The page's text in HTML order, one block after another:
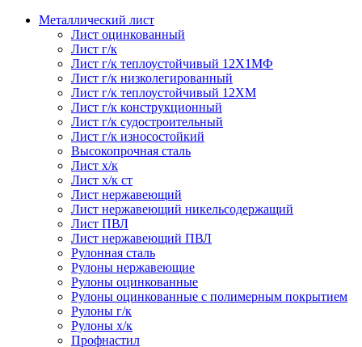
Металлический лист
Лист оцинкованный
Лист г/к
Лист г/к теплоустойчивый 12Х1МФ
Лист г/к низколегированный
Лист г/к теплоустойчивый 12ХМ
Лист г/к конструкционный
Лист г/к судостроительный
Лист г/к износостойкий
Высокопрочная сталь
Лист х/к
Лист х/к ст
Лист нержавеющий
Лист нержавеющий никельсодержащий
Лист ПВЛ
Лист нержавеющий ПВЛ
Рулонная сталь
Рулоны нержавеющие
Рулоны оцинкованные
Рулоны оцинкованные с полимерным покрытием
Рулоны г/к
Рулоны х/к
Профнастил